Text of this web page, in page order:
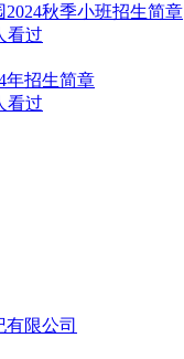
秋季小班招生简章
看过
年招生简章
看过
限公司